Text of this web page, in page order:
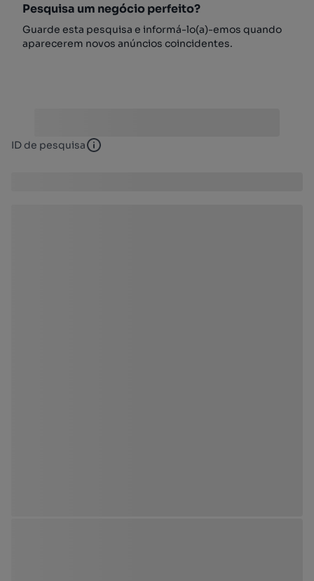
Pesquisa um negócio perfeito?
Guarde esta pesquisa e informá-lo(a)-emos quando
aparecerem novos anúncios coincidentes.
ID de pesquisa ID de pesquisa